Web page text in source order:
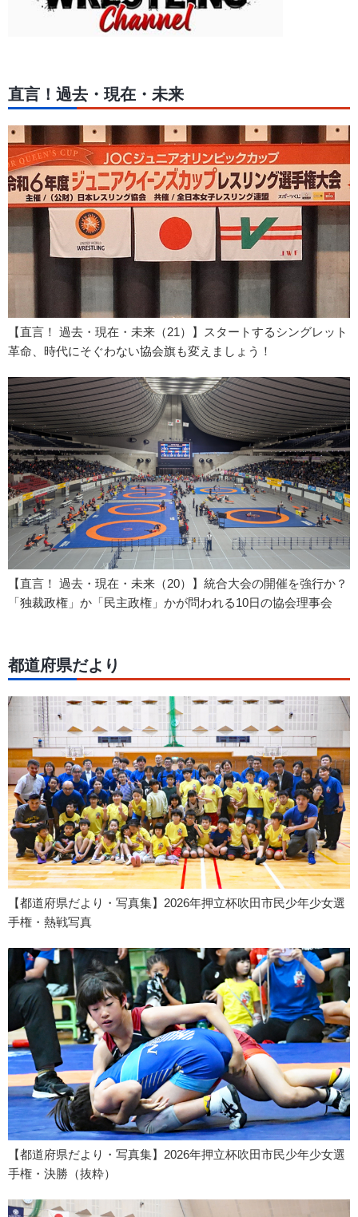
直言！過去・現在・未来
【直言！ 過去・現在・未来（21）】スタートするシングレット
革命、時代にそぐわない協会旗も変えましょう！
【直言！ 過去・現在・未来（20）】統合大会の開催を強行か？
「独裁政権」か「民主政権」かが問われる10日の協会理事会
都道府県だより
【都道府県だより・写真集】2026年押立杯吹田市民少年少女選
手権・熱戦写真
【都道府県だより・写真集】2026年押立杯吹田市民少年少女選
手権・決勝（抜粋）